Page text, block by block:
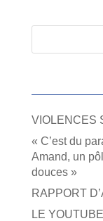
VIOLENCES
« C’est du
Amand, un
douces »
RAPPORT
LE